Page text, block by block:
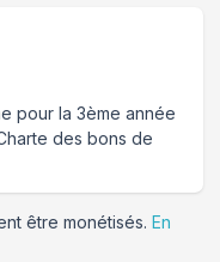
pour la 3ème année
des bons de
être monétisés. En